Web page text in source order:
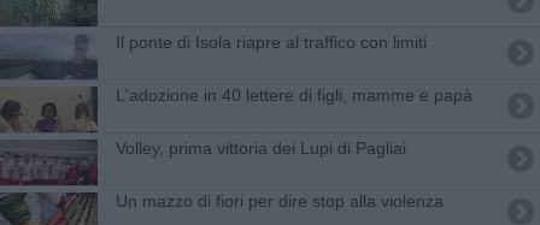
Il ponte di Isola riapre al traffico con limiti
L'adozione in 40 lettere di figli, mamme e papà
Volley, prima vittoria dei Lupi di Pagliai
Un mazzo di fiori per dire stop alla violenza